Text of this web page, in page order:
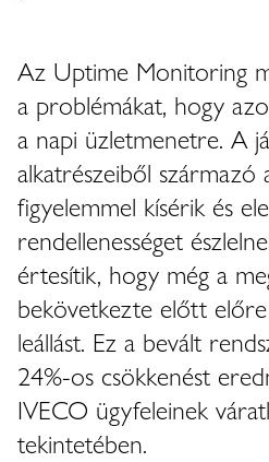
Az Uptime Monitoring
a problémákat, hogy
a napi üzletmenetre. A
alkatrészeiből származó
figyelemmel kísérik és
rendellenességet
értesítik, hogy még a
bekövetkezte előtt
leállást. Ez a bevált
24%-os csökkenést
IVECO ügyfeleinek
tekintetében.